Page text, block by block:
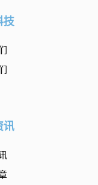
技
讯